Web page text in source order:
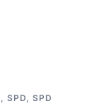
, SPD, SPD